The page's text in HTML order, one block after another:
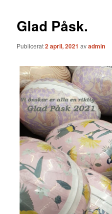
Glad Påsk.
Publicerat2 april, 2021 avadmin